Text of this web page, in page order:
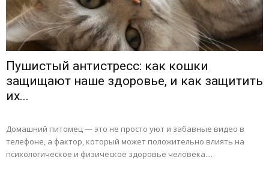
Пушистый антистресс: как кошки
защищают наше здоровье, и как защитить
их...
Домашний питомец — это не просто уют и забавные видео в
телефоне, а фактор, который может положительно влиять на
психологическое и физическое здоровье человека....